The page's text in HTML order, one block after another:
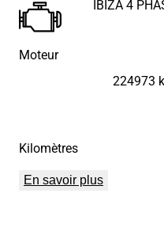
Moteur
IBIZA 4
Kilomètres
224973
En savoir plus